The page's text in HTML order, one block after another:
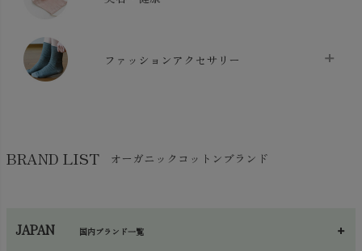
ケット・綿毛布 chevron_right
生地・手芸用品
スリッパ・ルームシューズ
せっけん・洗剤
ヨガマット・カーペットchevron_right
マスク
コットン・綿棒
ファッションアクセサリー
BRAND LIST オーガニックコットンブランド
JAPAN 国内ブランド一覧